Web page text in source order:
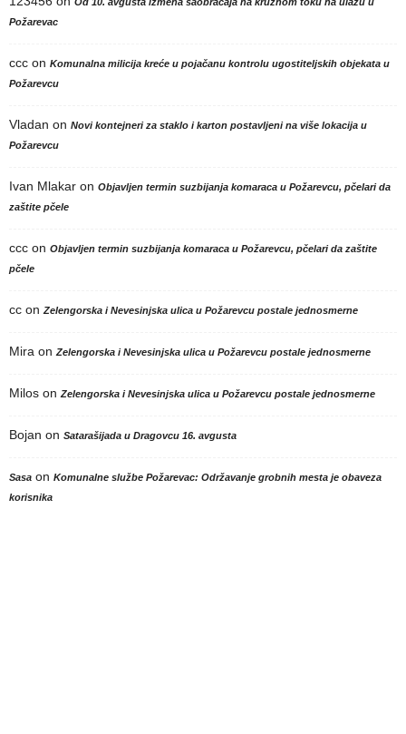
Požarevac
ccc on Komunalna milicija kreće u pojačanu kontrolu ugostiteljskih objekata u
Požarevcu
Vladan on Novi kontejneri za staklo i karton postavljeni na više lokacija u
Požarevcu
Ivan Mlakar on Objavljen termin suzbijanja komaraca u Požarevcu, pčelari da
zaštite pčele
ccc on Objavljen termin suzbijanja komaraca u Požarevcu, pčelari da zaštite
pčele
cc on Zelengorska i Nevesinjska ulica u Požarevcu postale jednosmerne
Mira on Zelengorska i Nevesinjska ulica u Požarevcu postale jednosmerne
Milos on Zelengorska i Nevesinjska ulica u Požarevcu postale jednosmerne
Bojan on Satarašijada u Dragovcu 16. avgusta
Sasa on Komunalne službe Požarevac: Održavanje grobnih mesta je obaveza
korisnika